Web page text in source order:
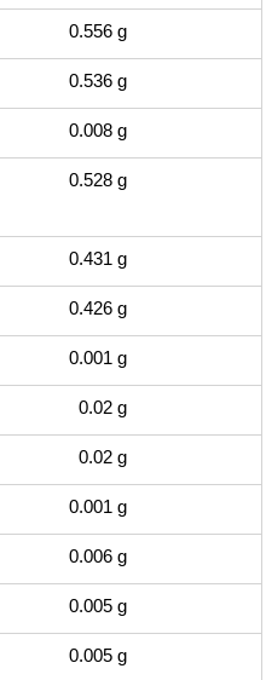
0.556 g
0.536 g
0.008 g
0.528 g
0.431 g
0.426 g
0.001 g
0.02 g
0.02 g
0.001 g
0.006 g
0.005 g
0.005 g